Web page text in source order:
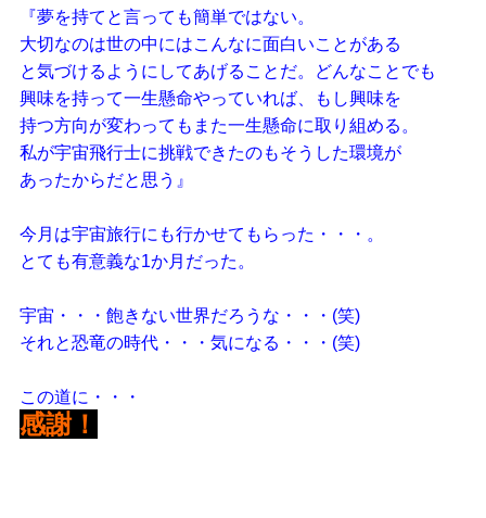
『夢を持てと言っても簡単ではない。
大切なのは世の中にはこんなに面白いことがある
と気づけるようにしてあげることだ。どんなことでも
興味を持って一生懸命やっていれば、もし興味を
持つ方向が変わってもまた一生懸命に取り組める。
私が宇宙飛行士に挑戦できたのもそうした環境が
あったからだと思う』
今月は宇宙旅行にも行かせてもらった・・・。
とても有意義な1か月だった。
宇宙・・・飽きない世界だろうな・・・(笑)
それと恐竜の時代・・・気になる・・・(笑)
この道に・・・
感謝！